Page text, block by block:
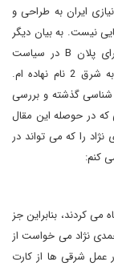
ایران به طراحی و
نیست. به بیان دیگر
پلان B در سیاست
آسیایی خویش است، طرحی که بر آن سیاست نگاه به شرق 2 نام نهاده ام.
به شرق 2 باید با آسیب شناسی گذشته و بررسی
در حوصله این مقال
را که می تواند در
کنم:
کردند، بنابراین جز
نژاد می خواست از
عمل شرقی ها از کارت